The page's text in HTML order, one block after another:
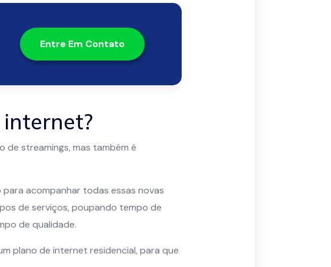
Entre Em Contato
streamings, mas também é
acompanhar todas essas novas
de serviços, poupando tempo de
de qualidade.
plano de internet residencial, para que